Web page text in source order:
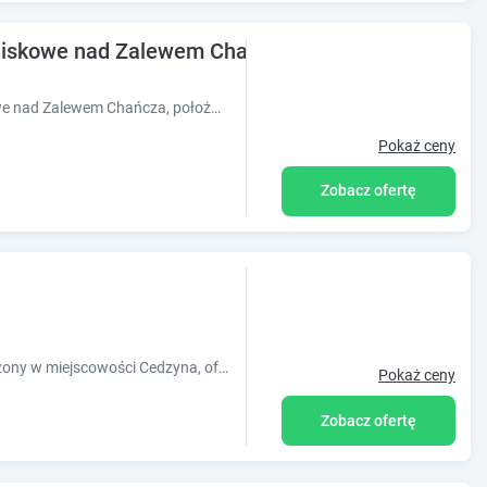
nad Zalewem Chańcza
Obiekt "Źródło zasilania" domki letniskowe nad Zalewem Chańcza, położony w miejscowości Raków, oferuje dostęp do ogrodu z odkrytym basenem or
Pokaż ceny
Zobacz ofertę
Obiekt apartament LeśnaCedzyna, położony w miejscowości Cedzyna, oferuje balkon oraz bezpłatne Wi-Fi. Odległość ważnych miejsc od obiektu: Ja Pokaż ceny
Zobacz ofertę